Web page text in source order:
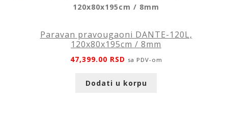
Paravan pravougaoni DANTE-120L,
120x80x195cm / 8mm
47,399.00 RSD sa PDV-om
Dodati u korpu